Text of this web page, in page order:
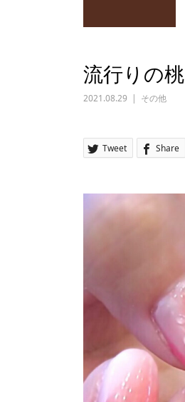
流行りの
2021.08.29 その他
Tweet Share